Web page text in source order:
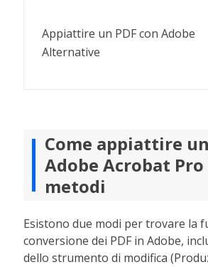
Appiattire un PDF con Adobe
Alternative
Come appiattire
Adobe Acrobat Pro
metodi
Esistono due modi per trovare la
conversione dei PDF in Adobe,
dello strumento di modifica